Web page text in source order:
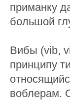
приманку
большой
Вибы (vib,
принципу
воблерам.